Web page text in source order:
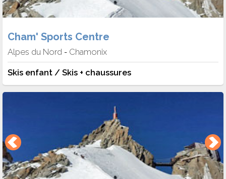
Cham' Sports Centre
Alpes du Nord - Chamonix
Skis enfant / Skis + chaussures